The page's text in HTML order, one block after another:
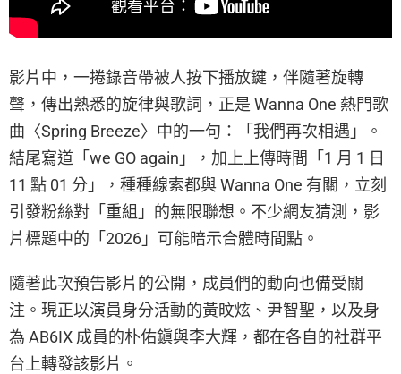
影片中，一捲錄音帶被人按下播放鍵，伴隨著旋轉
聲，傳出熟悉的旋律與歌詞，正是 Wanna One 熱門歌
曲〈Spring Breeze〉中的一句：「我們再次相遇」。
結尾寫道「we GO again」，加上上傳時間「1 月 1 日
11 點 01 分」，種種線索都與 Wanna One 有關，立刻
引發粉絲對「重組」的無限聯想。不少網友猜測，影
片標題中的「2026」可能暗示合體時間點。
隨著此次預告影片的公開，成員們的動向也備受關
注。現正以演員身分活動的黃旼炫、尹智聖，以及身
為 AB6IX 成員的朴佑鎭與李大輝，都在各自的社群平
台上轉發該影片。